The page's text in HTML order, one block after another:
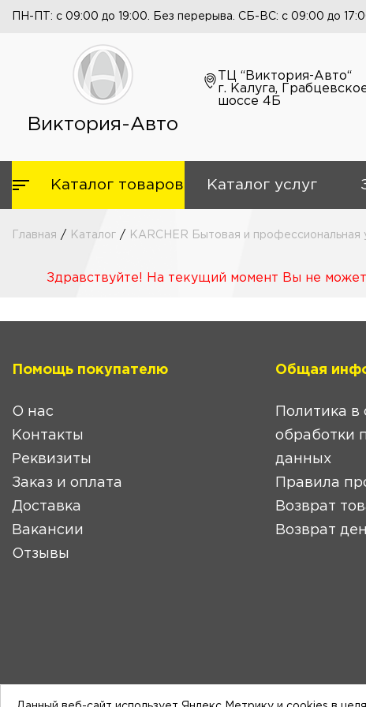
ПН-ПТ: с 09:00 до 19:00. Без перерыва. СБ-ВС: с 09:00 до
Виктория-Авто
ТЦ “Виктория-Авто“
г. Калуга,
шоссе 4Б
Каталог товаров Каталог услуг
Главная / Каталог / KARCHER Бытовая и профессиональная
Здравствуйте! На текущий момент Вы не
Помощь покупателю
О нас
Контакты
Реквизиты
Заказ и оплата
Доставка
Вакансии
Отзывы
Общая
Политика
обработки
данных
Правила
Возврат
Возврат